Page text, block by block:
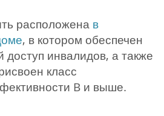
расположена в
, в котором обеспечен
доступ инвалидов, а также
класс
B и выше.